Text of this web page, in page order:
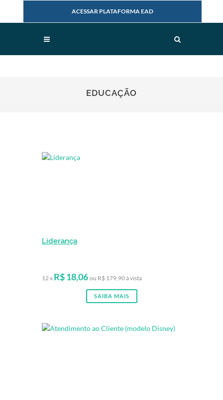
ACESSAR PLATAFORMA EAD
EDUCAÇÃO
Liderança
12 x R$ 18,06 ou R$ 179,90 à vista
SAIBA MAIS